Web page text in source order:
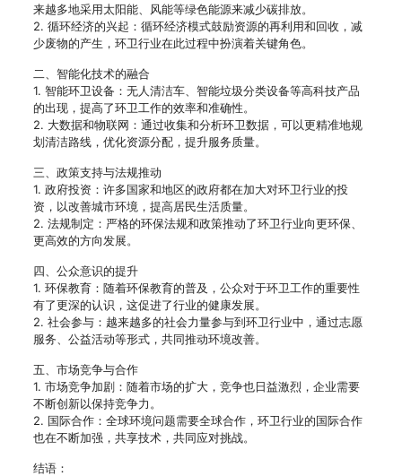
来越多地采用太阳能、风能等绿色能源来减少碳排放。
2. 循环经济的兴起：循环经济模式鼓励资源的再利用和回收，减
少废物的产生，环卫行业在此过程中扮演着关键角色。
二、智能化技术的融合
1. 智能环卫设备：无人清洁车、智能垃圾分类设备等高科技产品
的出现，提高了环卫工作的效率和准确性。
2. 大数据和物联网：通过收集和分析环卫数据，可以更精准地规
划清洁路线，优化资源分配，提升服务质量。
三、政策支持与法规推动
1. 政府投资：许多国家和地区的政府都在加大对环卫行业的投
资，以改善城市环境，提高居民生活质量。
2. 法规制定：严格的环保法规和政策推动了环卫行业向更环保、
更高效的方向发展。
四、公众意识的提升
1. 环保教育：随着环保教育的普及，公众对于环卫工作的重要性
有了更深的认识，这促进了行业的健康发展。
2. 社会参与：越来越多的社会力量参与到环卫行业中，通过志愿
服务、公益活动等形式，共同推动环境改善。
五、市场竞争与合作
1. 市场竞争加剧：随着市场的扩大，竞争也日益激烈，企业需要
不断创新以保持竞争力。
2. 国际合作：全球环境问题需要全球合作，环卫行业的国际合作
也在不断加强，共享技术，共同应对挑战。
结语：